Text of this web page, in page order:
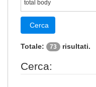
Cerca
Totale: 73 risultati.
Cerca: